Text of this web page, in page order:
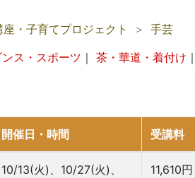
・子育てプロジェクト
手芸
ンス・スポーツ ｜ 茶・華道・着付け ｜
開催日・時間 受講料
10/13(火)、10/27(火)、
11,610円